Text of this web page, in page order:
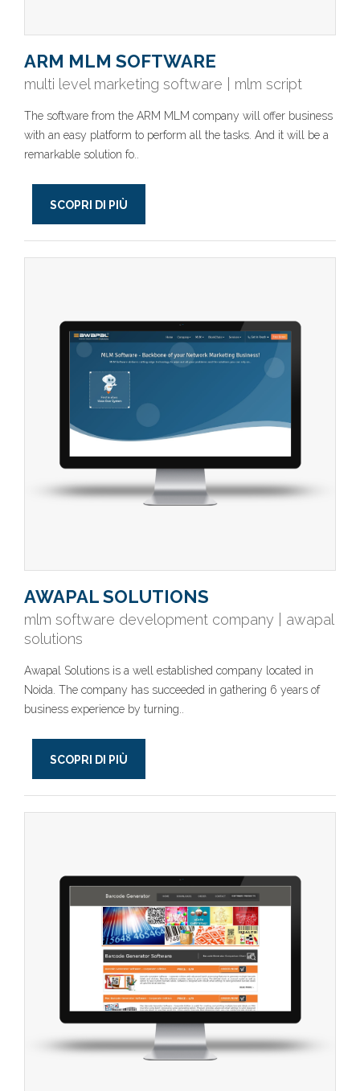
ARM MLM SOFTWARE
multi level marketing software | mlm script
The software from the ARM MLM company will offer business
with an easy platform to perform all the tasks. And it will be a
remarkable solution fo..
SCOPRI DI PIÙ
AWAPAL SOLUTIONS
mlm software development company | awapal
solutions
Awapal Solutions is a well established company located in
Noida. The company has succeeded in gathering 6 years of
business experience by turning..
SCOPRI DI PIÙ